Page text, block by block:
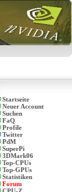
Startseite
Neuer Account
Suchen
FaQ
Profile
Twitter
PdM
SuperPi
3DMark06
Top-CPUs
Top-GPUs
Statistiken
Forum